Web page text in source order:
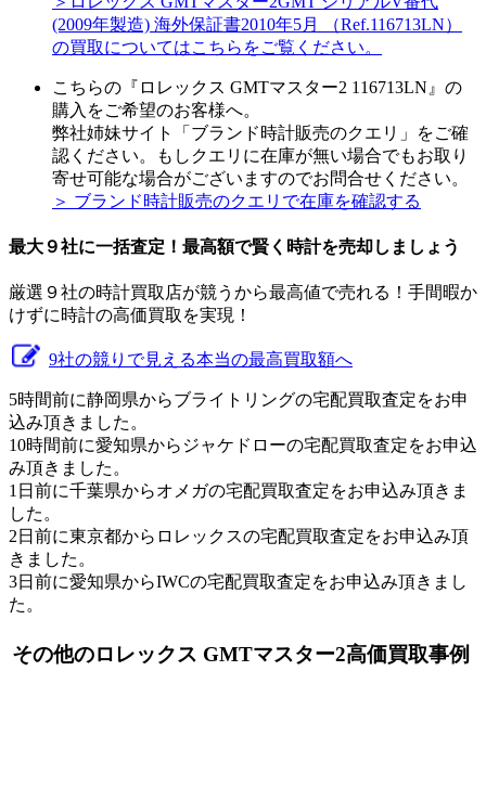
(2009年製造) 海外保証書2010年5月 （Ref.116713LN）
の買取についてはこちらをご覧ください。
こちらの『ロレックス GMTマスター2 116713LN』の
購入をご希望のお客様へ。
弊社姉妹サイト「ブランド時計販売のクエリ」をご確
認ください。もしクエリに在庫が無い場合でもお取り
寄せ可能な場合がございますのでお問合せください。
＞ ブランド時計販売のクエリで在庫を確認する
最大９社に一括査定！ 最高額で賢く時計を売却しましょう
厳選９社の時計買取店が競うから最高値で売れる！手間暇か
けずに時計の高価買取を実現！
9社の競りで見える本当の最高買取額へ
5時間前に静岡県からブライトリングの宅配買取査定をお申
込み頂きました。
10時間前に愛知県からジャケドローの宅配買取査定をお申込
み頂きました。
1日前に千葉県からオメガの宅配買取査定をお申込み頂きま
した。
2日前に東京都からロレックスの宅配買取査定をお申込み頂
きました。
3日前に愛知県からIWCの宅配買取査定をお申込み頂きまし
た。
その他のロレックス GMTマスター2高価買取事例